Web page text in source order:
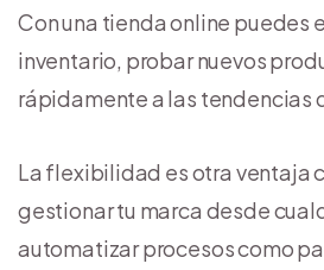
Con una tienda online puedes
inventario, probar nuevos
rápidamente a las tendencias
La flexibilidad es otra ventaja
gestionar tu marca desde
automatizar procesos como